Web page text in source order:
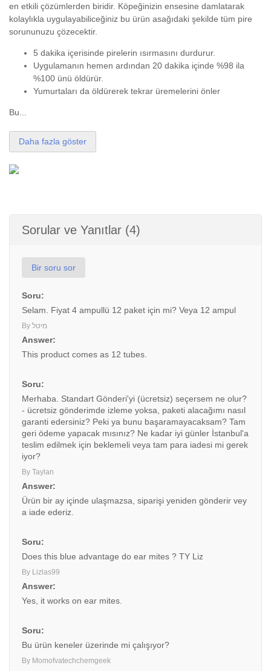
en etkili çözümlerden biridir. Köpeğinizin ensesine damlatarak
kolaylıkla uygulayabiliceğiniz bu ürün asağıdaki şekilde tüm pire
sorununuzu çözecektir.
5 dakika içerisinde pirelerin ısırmasını durdurur.
Uygulamanın hemen ardından 20 dakika içinde %98 ila
%100 ünü öldürür.
Yumurtaları da öldürerek tekrar üremelerini önler
Bu...
Daha fazla göster
Sorular ve Yanıtlar (4)
Bir soru sor
Soru:
Selam. Fiyat 4 ampullü 12 paket için mi? Veya 12 ampul
By מיטל
Answer:
This product comes as 12 tubes.
Soru:
Merhaba. Standart Gönderi'yi (ücretsiz) seçersem ne olur?
- ücretsiz gönderimde izleme yoksa, paketi alacağımı nasıl
garanti edersiniz? Peki ya bunu başaramayacaksam? Tam
geri ödeme yapacak mısınız? Ne kadar iyi günler İstanbul'a
teslim edilmek için beklemeli veya tam para iadesi mi gerek
iyor?
By Taylan
Answer:
Ürün bir ay içinde ulaşmazsa, siparişi yeniden gönderir vey
a iade ederiz.
Soru:
Does this blue advantage do ear mites ? TY Liz
By Lizlas99
Answer:
Yes, it works on ear mites.
Soru:
Bu ürün keneler üzerinde mi çalışıyor?
By Momofvatechchemgeek